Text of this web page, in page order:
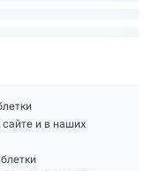
и в наших